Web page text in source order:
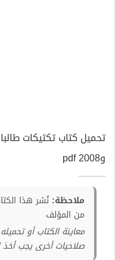
و2008 pdf
ملاحظة: نُشر هذا
من المؤلف
معاينة الكتاب أو
صلاحيات أخرى يجب